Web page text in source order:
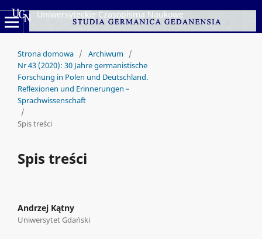
Uniwersyteckie Czasopisma Naukowe
Strona domowa / Archiwum /
Nr 43 (2020): 30 Jahre germanistische
Forschung in Polen und Deutschland.
Reflexionen und Erinnerungen –
Sprachwissenschaft
/
Spis treści
Spis treści
Andrzej Kątny
Uniwersytet Gdański